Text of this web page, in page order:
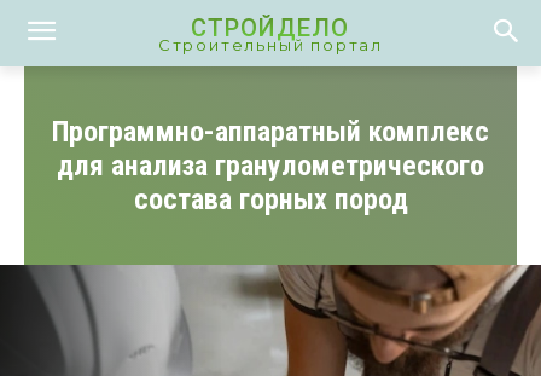
СТРОЙДЕЛО
Строительный портал
Программно-аппаратный комплекс
для анализа гранулометрического
состава горных пород